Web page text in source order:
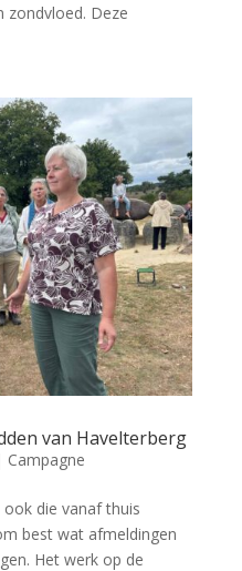
zondvloed. Deze
van Havelterberg
Campagne
die vanaf thuis
best wat afmeldingen
Het werk op de